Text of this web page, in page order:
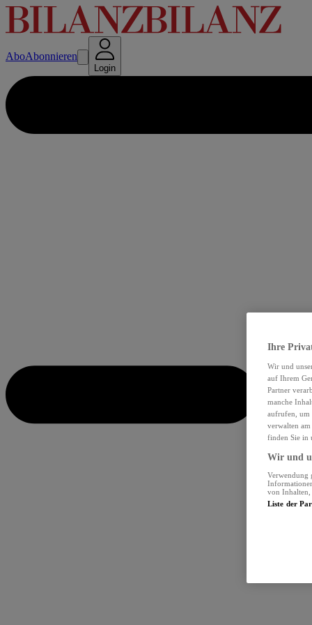
AboAbonnieren
Login
Ihre
Wir und
auf Ihrem
Partner
manche
aufrufen, um
verwalten
finden Sie in
Wir und
Verwendung
von Inhalten,
Liste der